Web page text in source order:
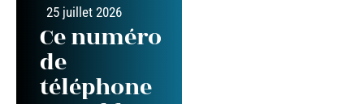
25 juillet 2026
Ce numéro
de
téléphone